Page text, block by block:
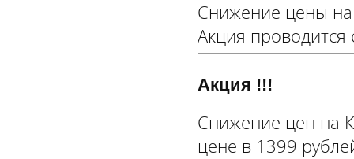
Снижение цены
Акция проводится
Акция !!!
Снижение цен на
цене в 1399